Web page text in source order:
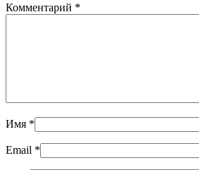
Комментарий *
Имя *
Email *